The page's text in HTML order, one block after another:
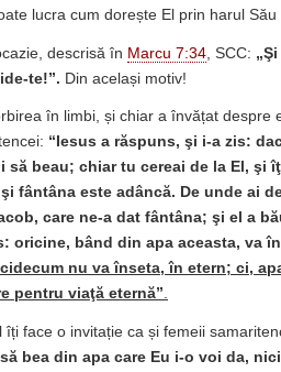
lucra cum dorește El prin harul Său
descrisă în Marcu 7:34 , SCC: „Şi
te!”. Din același motiv!
în limbi, și chiar a învățat despre
“ Iesus a răspuns, şi i-a zis:
să beau; chiar tu cereai de la El, şi
fântâna este adâncă. De unde ai
care ne-a dat fântâna; şi el a
oricine, bând din apa aceasta, va
nu va înseta, în etern; ci,
pentru viaţă eternă”.
îți face o invitație ca și femeii
bea din apa care Eu i-o voi da,